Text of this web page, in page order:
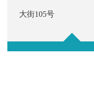
大街105号